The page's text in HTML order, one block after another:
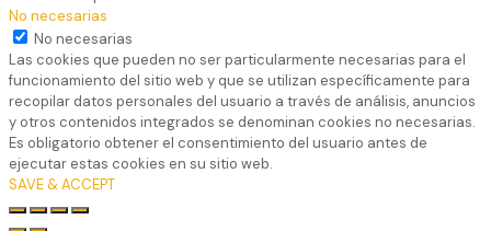
No necesarias
No necesarias
Las cookies que pueden no ser particularmente necesarias para el
funcionamiento del sitio web y que se utilizan específicamente para
recopilar datos personales del usuario a través de análisis, anuncios
y otros contenidos integrados se denominan cookies no necesarias.
Es obligatorio obtener el consentimiento del usuario antes de
ejecutar estas cookies en su sitio web.
SAVE & ACCEPT